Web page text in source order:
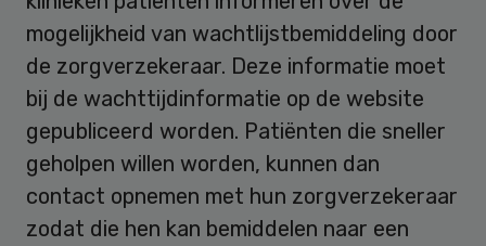
mogelijkheid van wachtlijstbemiddeling door
de zorgverzekeraar. Deze informatie moet
bij de wachttijdinformatie op de website
gepubliceerd worden. Patiënten die sneller
geholpen willen worden, kunnen dan
contact opnemen met hun zorgverzekeraar
zodat die hen kan bemiddelen naar een